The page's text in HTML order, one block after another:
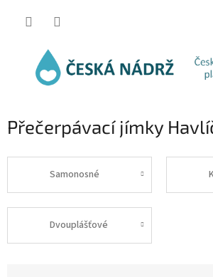
Přečerpávací jímky
Samonosné
Dvouplášťové